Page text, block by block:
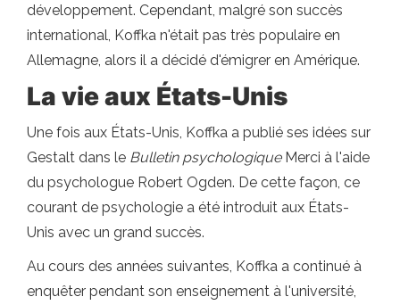
développement. Cependant, malgré son succès
international, Koffka n'était pas très populaire en
Allemagne, alors il a décidé d'émigrer en Amérique.
La vie aux États-Unis
Une fois aux États-Unis, Koffka a publié ses idées sur
Gestalt dans le Bulletin psychologiqueMerci à l'aide
du psychologue Robert Ogden. De cette façon, ce
courant de psychologie a été introduit aux États-
Unis avec un grand succès.
Au cours des années suivantes, Koffka a continué à
enquêter pendant son enseignement à l'université,